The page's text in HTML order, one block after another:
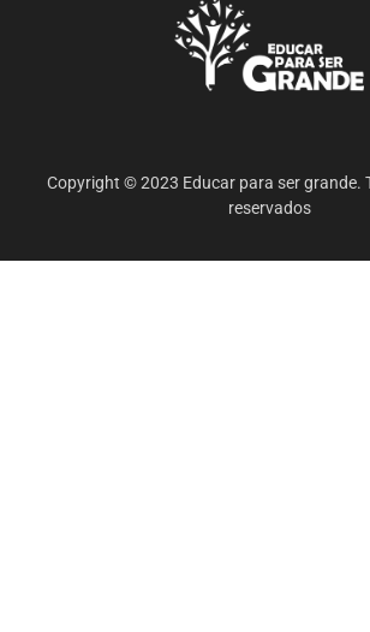
Copyright © 2023 Educar para ser grande.
reservados